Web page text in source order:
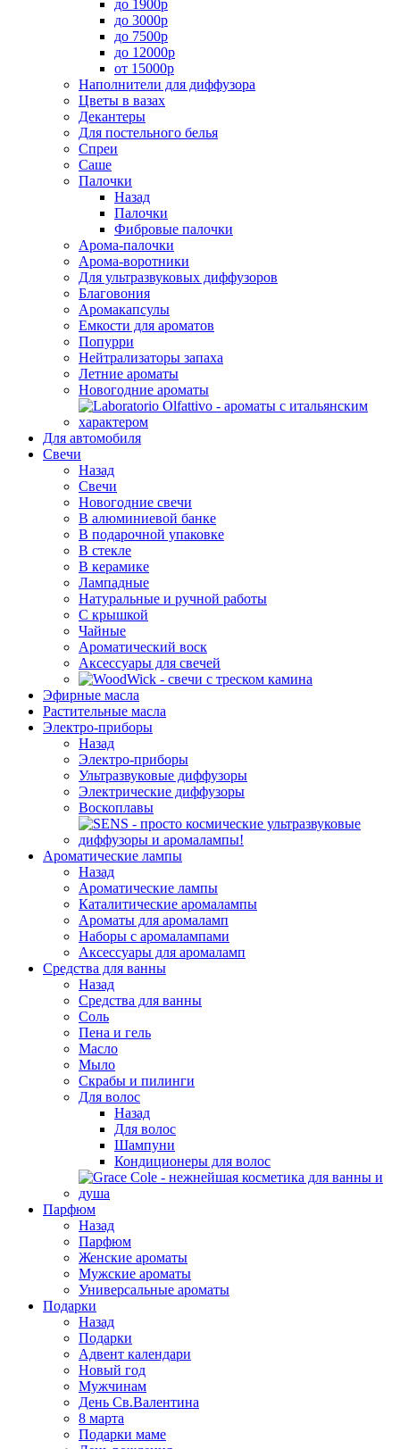
до 1900р
до 3000р
до 7500р
до 12000р
от 15000р
Наполнители для диффузора
Цветы в вазах
Декантеры
Для постельного белья
Спреи
Саше
Палочки
Назад
Палочки
Фибровые палочки
Арома-палочки
Арома-воротники
Для ультразвуковых диффузоров
Благовония
Аромакапсулы
Емкости для ароматов
Попурри
Нейтрализаторы запаха
Летние ароматы
Новогодние ароматы
Для автомобиля
Свечи
Назад
Свечи
Новогодние свечи
В алюминиевой банке
В подарочной упаковке
В стекле
В керамике
Лампадные
Натуральные и ручной работы
С крышкой
Чайные
Ароматический воск
Аксессуары для свечей
Эфирные масла
Растительные масла
Электро-приборы
Назад
Электро-приборы
Ультразвуковые диффузоры
Электрические диффузоры
Воскоплавы
Ароматические лампы
Назад
Ароматические лампы
Каталитические аромалампы
Ароматы для аромаламп
Наборы с аромалампами
Аксессуары для аромаламп
Средства для ванны
Назад
Средства для ванны
Соль
Пена и гель
Масло
Мыло
Скрабы и пилинги
Для волос
Назад
Для волос
Шампуни
Кондиционеры для волос
Парфюм
Назад
Парфюм
Женские ароматы
Мужские ароматы
Универсальные ароматы
Подарки
Назад
Подарки
Адвент календари
Новый год
Мужчинам
День Св.Валентина
8 марта
Подарки маме